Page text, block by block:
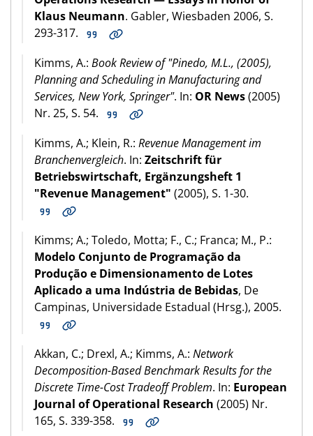
Klaus Neumann. Gabler, Wiesbaden 2006, S.
293-317.
Kimms, A.: Book Review of "Pinedo, M.L., (2005),
Planning and Scheduling in Manufacturing and
Services, New York, Springer". In: OR News(2005)
Nr. 25, S. 54.
Kimms, A.; Klein, R.: Revenue Management im
Branchenvergleich. In: Zeitschrift für
Betriebswirtschaft, Ergänzungsheft 1
"Revenue Management" (2005), S. 1-30.
Kimms; A.; Toledo, Motta; F., C.; Franca; M., P.:
Modelo Conjunto de Programação da
Produção e Dimensionamento de Lotes
Aplicado a uma Indústria de Bebidas, De
Campinas, Universidade Estadual (Hrsg.), 2005.
Akkan, C.; Drexl, A.; Kimms, A.: Network
Decomposition-Based Benchmark Results for the
Discrete Time-Cost Tradeoff Problem. In: European
Journal of Operational Research (2005) Nr.
165, S. 339-358.